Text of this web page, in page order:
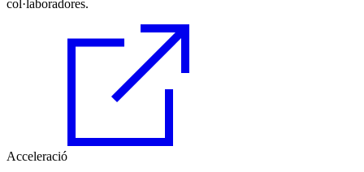
col·laboradores.
Acceleració